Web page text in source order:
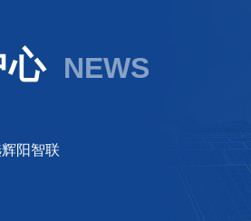
心 NEWS
阳智联